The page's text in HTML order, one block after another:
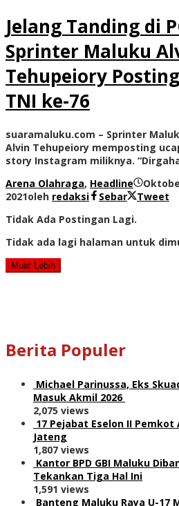
Jelang Tanding di
Sprinter Maluku
Tehupeiory
TNI ke-76
suaramaluku.com – Sprinter
Alvin Tehupeiory memposting
story Instagram miliknya.
Arena Olahraga, Headline
2021oleh redaksi Sebar
Tweet
Tidak Ada Postingan Lagi.
Tidak ada lagi halaman untuk
Muat Lebih
Berita Populer
Michael Parinussa, Eks
Masuk Akmil 2026
2,075 views
17 Pejabat Eselon II Pemkot
Jateng
1,807 views
Kantor BPD GBI Maluku
Tekankan Tiga Hal Ini
1,591 views
Banteng Maluku Raya U-17